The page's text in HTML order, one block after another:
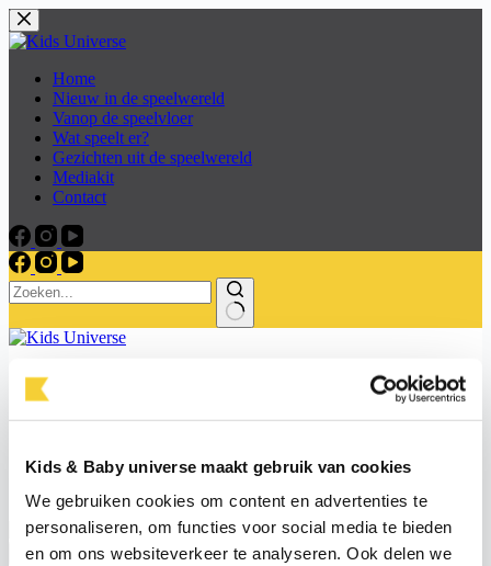
Kids & Baby universe maakt gebruik van cookies
We gebruiken cookies om content en advertenties te
personaliseren, om functies voor social media te bieden
en om ons websiteverkeer te analyseren. Ook delen we
Skip
to
Home
Nieuw in de speelwereld
Vanop de speelvloer
Wat speelt er?
Gezichten uit de speelwereld
Mediakit
Contact
Mediakit
Contact
Menu